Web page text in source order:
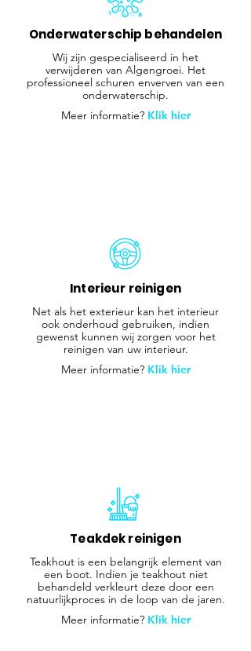
Onderwaterschip behandelen
Wij zijn gespecialiseerd in het
verwijderen van Algengroei. Het
professioneel schuren enverven van een
onderwaterschip.
Meer informatie? Klik hier
Interieur reinigen
Net als het exterieur kan het interieur
ook onderhoud gebruiken, indien
gewenst kunnen wij zorgen voor het
reinigen van uw interieur.
Meer informatie? Klik hier
Teakdek reinigen
Teakhout is een belangrijk element van
een boot. Indien je teakhout niet
behandeld verkleurt deze door een
natuurlijkproces in de loop van de jaren.
Meer informatie? Klik hier